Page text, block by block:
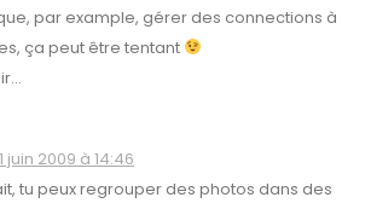
par example, gérer des connections à
ça peut être tentant
juin 2009 à 14:46
tu peux regrouper des photos dans des